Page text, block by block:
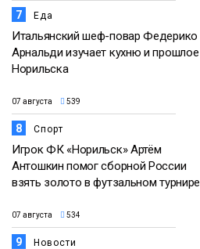
7 Еда
Итальянский шеф-повар Федерико
Арнальди изучает кухню и прошлое
Норильска
07 августа 539
8 Спорт
Игрок ФК «Норильск» Артём
Антошкин помог сборной России
взять золото в футзальном турнире
07 августа 534
9 Новости